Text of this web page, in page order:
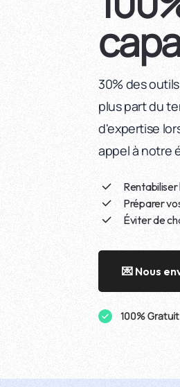
30% des
plus part du
d'expertise
appel à notre
Préparer
Éviter de
💌 Nous
100% Gratuit